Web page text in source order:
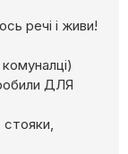
речі і живи!
ДЛЯ
стояки,